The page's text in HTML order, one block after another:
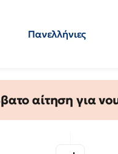
Πανελλήνιες
αίτηση για